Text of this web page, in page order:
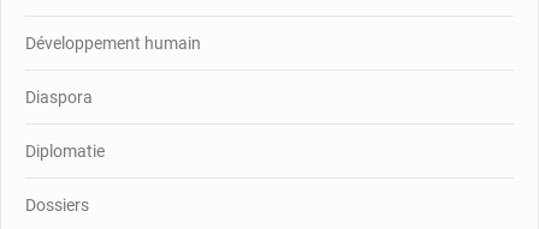
Développement humain
Diaspora
Diplomatie
Dossiers